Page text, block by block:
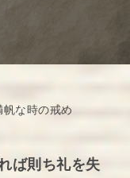
帆な時の戒め
ば則ち礼を失